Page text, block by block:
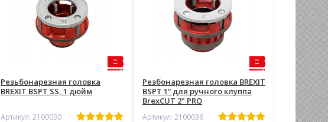
Резьбонарезная головка
BREXIT BSPT SS, 1 дюйм
Артикул: 2100030
Резбонарезная головка BREXIT
BSPT 1” для ручного клуппа
BrexCUT 2" PRO
Артикул: 2100036